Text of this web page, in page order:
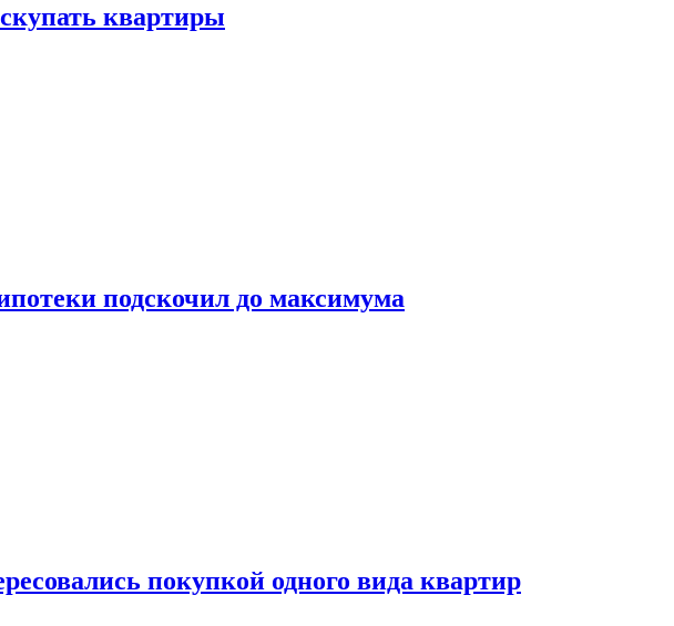
квартиры
подскочил до максимума
покупкой одного вида квартир